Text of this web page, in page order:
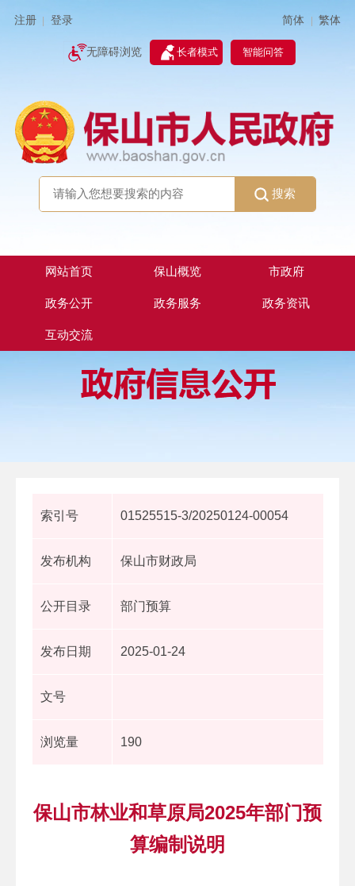
注册 登录 简体 | 繁体
无障碍浏览 长者模式 智能问答
搜索
网站首页 保山概览 市政府
政务公开 政务服务 政务资讯
互动交流
索引号 01525515-3/20250124-00054
发布机构 保山市财政局
公开目录 部门预算
发布日期 2025-01-24
文号
浏览量 190
保山市林业和草原局2025年部门预
算编制说明